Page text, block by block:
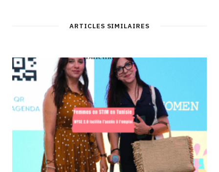
ARTICLES SIMILAIRES